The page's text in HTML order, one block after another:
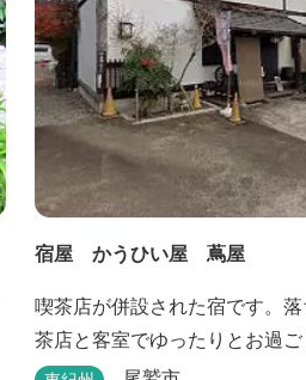
宿屋 かうひい屋 蔦屋
喫茶店が併設された宿です。
茶店と客室でゆったりとお過ご